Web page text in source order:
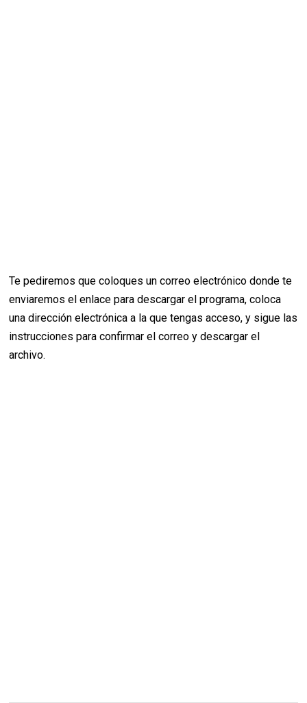
Te pediremos que coloques un correo electrónico donde te
enviaremos el enlace para descargar el programa, coloca
una dirección electrónica a la que tengas acceso, y sigue las
instrucciones para confirmar el correo y descargar el
archivo.